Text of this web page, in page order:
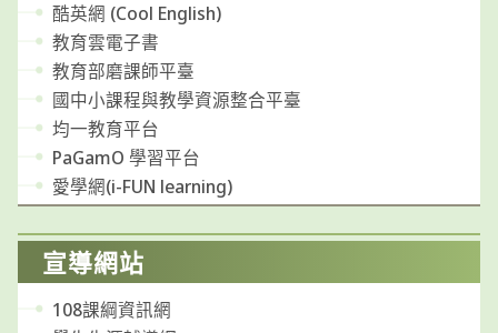
酷英網 (Cool English)
教育雲電子書
教育部磨課師平臺
國中小課程與教學資源整合平臺
均一教育平台
PaGamO 學習平台
愛學網(i-FUN learning)
宣導網站
108課綱資訊網